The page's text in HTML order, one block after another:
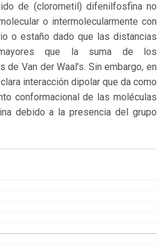
de (clorometil) difenilfosfina no
o intermolecularmente con
o estaño dado que las distancias
mayores que la suma de los
Van der Waal’s. Sin embargo, en
interacción dipolar que da como
conformacional de las moléculas
debido a la presencia del grupo